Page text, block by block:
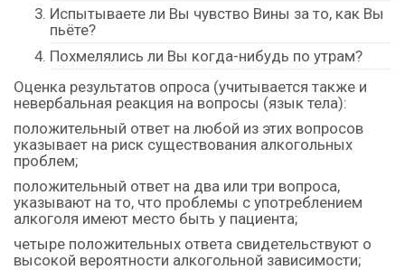
Испытываете ли Вы чувство Вины за то, как Вы
пьёте?
Похмелялись ли Вы когда-нибудь по утрам?
Оценка результатов опроса (учитывается также и
невербальная реакция на вопросы (язык тела):
положительный ответ на любой из этих вопросов
указывает на риск существования алкогольных
проблем;
положительный ответ на два или три вопроса,
указывают на то, что проблемы с употреблением
алкоголя имеют место быть у пациента;
четыре положительных ответа свидетельствуют о
высокой вероятности алкогольной зависимости;